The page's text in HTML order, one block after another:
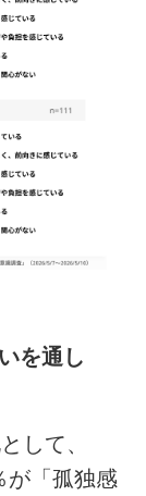
を通し
して、
が「孤独感